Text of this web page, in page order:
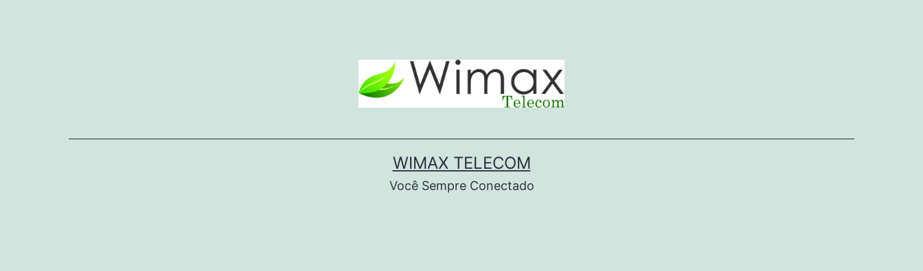
WIMAX TELECOM
Você Sempre Conectado